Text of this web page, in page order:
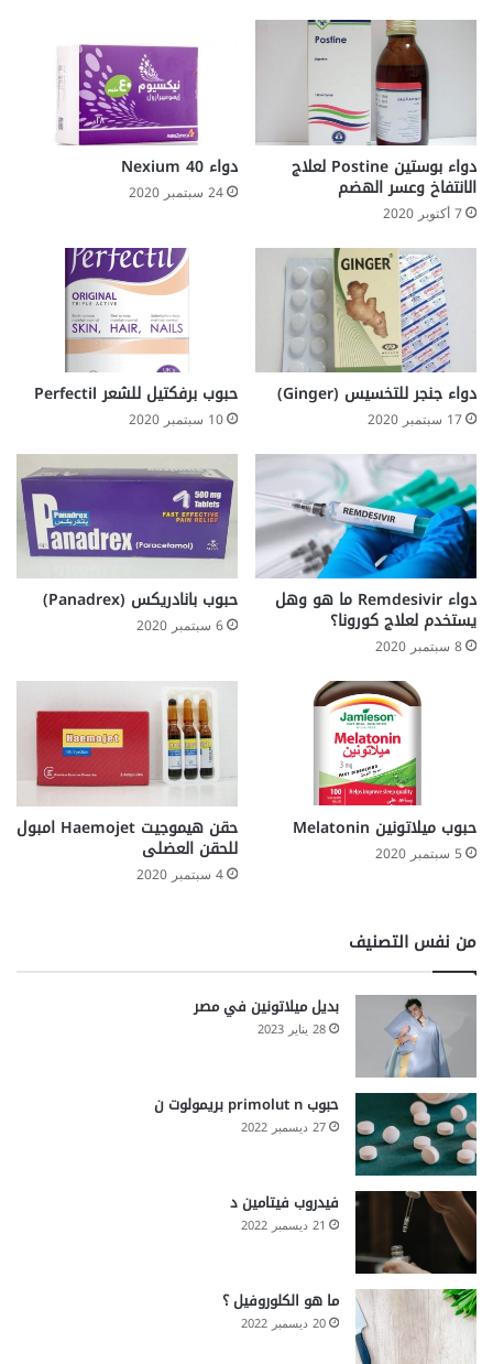
دواء بوستين Postine لعلاج
الانتفاخ وعسر الهضم
7 أكتوبر 2020
دواء Nexium 40
24 سبتمبر 2020
دواء جنجر للتخسيس (Ginger)
17 سبتمبر 2020
حبوب برفكتيل للشعر Perfectil
10 سبتمبر 2020
دواء Remdesivir ما هو وهل
يستخدم لعلاج كورونا؟
8 سبتمبر 2020
حبوب بانادريكس (Panadrex)
6 سبتمبر 2020
حبوب ميلاتونين Melatonin
5 سبتمبر 2020
حقن هيموجيت Haemojet امبول
للحقن العضلى
4 سبتمبر 2020
من نفس التصنيف
بديل ميلاتونين في مصر
28 يناير 2023
حبوب primolut n بريمولوت ن
27 ديسمبر 2022
فيدروب فيتامين د
21 ديسمبر 2022
ما هو الكلوروفيل ؟
20 ديسمبر 2022